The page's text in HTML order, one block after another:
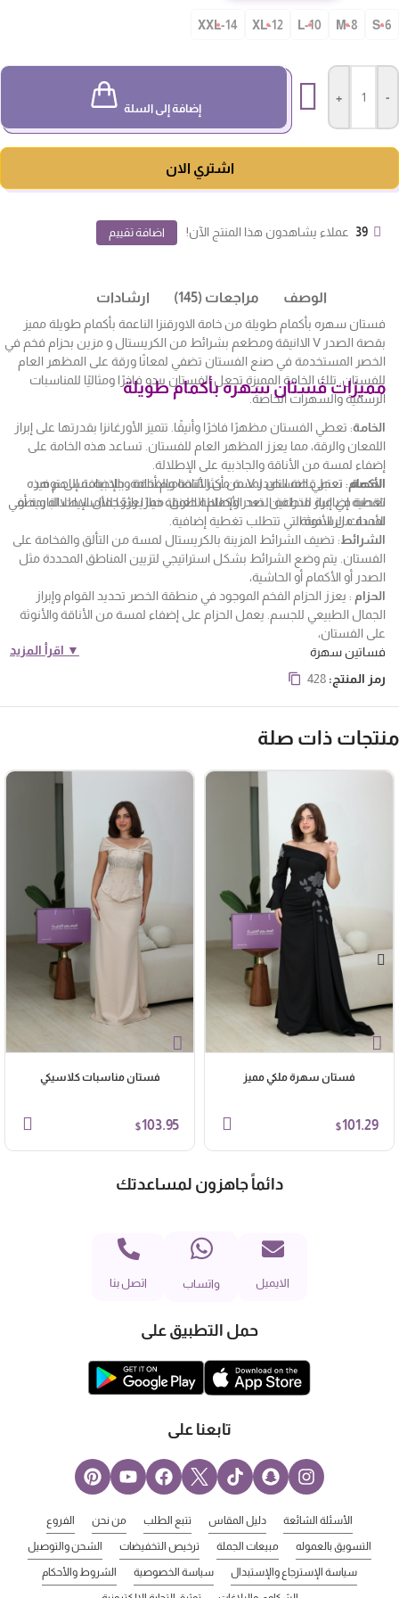
S-
10-L
12-XL
14-XXL
إضافة إلى السلة
اشتري الان
39 عملاء يشاهدون هذا المنتج الآن! اضافة تقييم
الوصف مراجعات (145) ارشادات
فستان سهره بأكمام طويلة من خامة الاورقنزا الناعمة بأكمام طويلة مميز
بقصة الصدر V الاانيقة ومطعم بشرائط من الكريستال و مزين بحزام فخم في
الخصر المستخدمة في صنع الفستان تضفي لمعانًا ورقة على المظهر العام
للفستان. تلك الخامة المميزة تجعل الفستان يبدو فاخرًا ومثاليًا للمناسبات
الرسمية والسهرات الخاصة.
مميزات فستان سهره بأكمام طويلة
الخامة
▼ اقرأ المزيد
: تعطي الفستان مظهرًا فاخرًا وأنيقًا. تتميز الأورغانزا بقدرتها على إبراز
اللمعان والرقة، مما يعزز المظهر العام للفستان. تساعد هذه الخامة على
إضفاء لمسة من الأناقة والجاذبية على الإطلالة.
الأكمام: تعطي الفستان لمسة من الأناقة والفخامة، بالإضافة إلى توفير
تغطية إضافية للذراعين. تعد الأكمام الطويلة خيارًا رائعًا للأمسيات الباردة أو
الأحداث الرسمية التي تتطلب تغطية إضافية.
القصة
: تعتبر قصة الصدر V من أكثر التصاميم أناقة وجاذبية. تساهم هذه
القصة في إبراز منطقة الصدر وإطلالة العنق، مما يعزز جمال الإطلالة ويضفي
لمسة من الأنوثة.
الشرائط: تضيف الشرائط المزينة بالكريستال لمسة من التألق والفخامة على
الفستان. يتم وضع الشرائط بشكل استراتيجي لتزيين المناطق المحددة مثل
الصدر أو الأكمام أو الحاشية،
الحزام: يعزز الحزام الفخم الموجود في منطقة الخصر تحديد القوام وإبراز
الجمال الطبيعي للجسم. يعمل الحزام على إضفاء لمسة من الأناقة والأنوثة
على الفستان،
فساتين سهرة
رمز المنتج:428
ذات صلة
فستان سهرة ملكي مميز
$101.29
فستان مناسبات كلاسيكي
$103.95
دائماً جاهزون لمساعدتك
الايميل واتساب اتصل بنا
حمل التطبيق على
تابعنا على
الأسئلة الشائعة دليل المقاس تتبع الطلب من نحن الفروع
التسويق بالعموله مبيعات الجملة ترخيص التخفيضات الشحن والتوصيل
سياسة الإسترجاع والإستبدال سياسة الخصوصية الشروط والأحكام